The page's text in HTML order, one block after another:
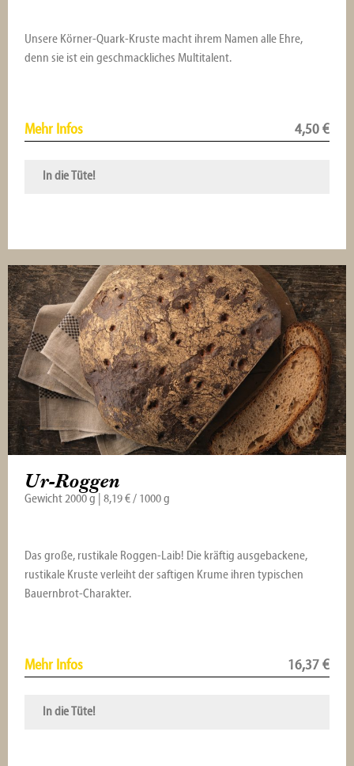
Unsere Körner-Quark-Kruste macht ihrem Namen alle Ehre,
denn sie ist ein geschmackliches Multitalent.
Mehr Infos 4,50 €
In die Tüte!
Ur-Roggen
Gewicht 2000 g | 8,19 € / 1000 g
Das große, rustikale Roggen-Laib! Die kräftig ausgebackene,
rustikale Kruste verleiht der saftigen Krume ihren typischen
Bauernbrot-Charakter.
Mehr Infos 16,37 €
In die Tüte!